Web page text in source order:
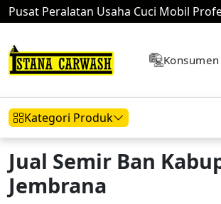
Pusat Peralatan Usaha Cuci Mobil
Konsumen
Kategori Produk
Hidrolik Mobil
Jual Semir Ban
Jembrana